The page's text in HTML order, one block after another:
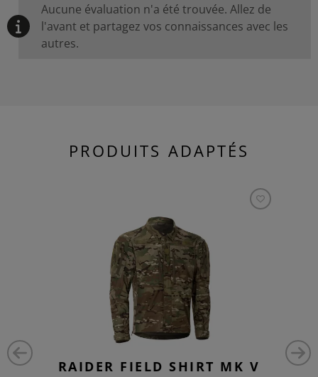
Aucune évaluation n'a été trouvée. Allez de
l'avant et partagez vos connaissances avec les
autres.
PRODUITS ADAPTÉS
RAIDER FIELD SHIRT MK V